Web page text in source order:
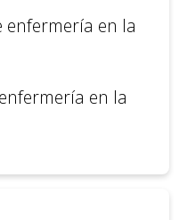
enfermería en la
en la